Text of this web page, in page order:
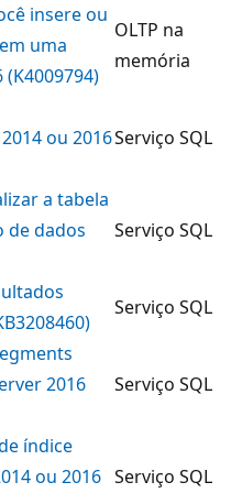
insere ou
uma
OLTP na
memória
ou 2016Serviço SQL
a tabela
de dados
Serviço SQL
Serviço SQL
2016
Serviço SQL
índice
ou 2016 Serviço SQL